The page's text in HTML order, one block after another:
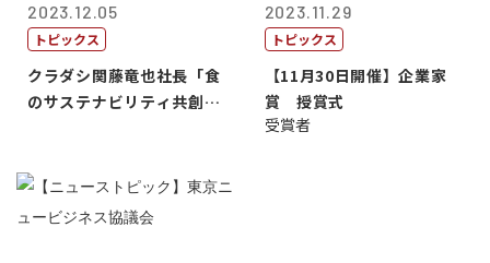
2023.12.05
トピックス
クラダシ関藤竜也社長「食
のサステナビリティ共創・
2023.11.29
トピックス
【11月30日開催】企業家
賞 授賞式
受賞者